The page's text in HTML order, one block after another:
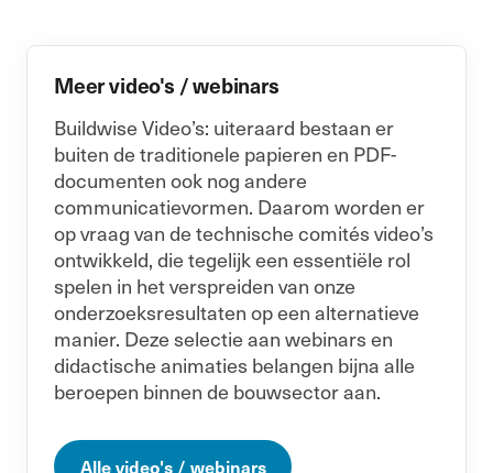
Meer video's / webinars
Buildwise Video’s: uiteraard bestaan er
buiten de traditionele papieren en PDF-
documenten ook nog andere
communicatievormen. Daarom worden er
op vraag van de technische comités video’s
ontwikkeld, die tegelijk een essentiële rol
spelen in het verspreiden van onze
onderzoeksresultaten op een alternatieve
manier. Deze selectie aan webinars en
didactische animaties belangen bijna alle
beroepen binnen de bouwsector aan.
Alle video's / webinars